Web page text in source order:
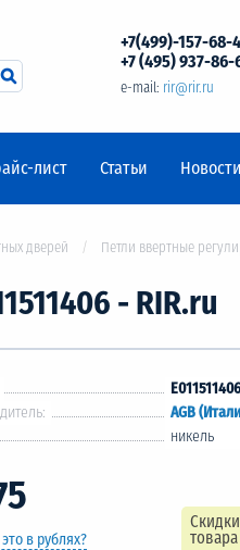
+7(499)-157-68-
+7 (495) 937-86-
e-mail: rir@rir.ru
лист Статьи Новости
дверей
Петли ввертные
- RIR.ru
E011511406
AGB
никель
в рублях?